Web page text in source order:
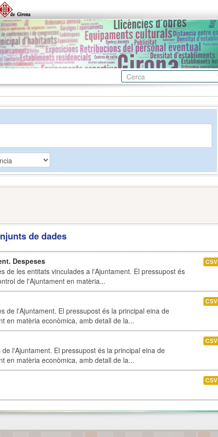
de dades
Despeses
de les entitats vinculades a l'Ajuntament. El pressupost és
de l'Ajuntament en matèria...
CSV
de l'Ajuntament. El pressupost és la principal eina de
en matèria econòmica, amb detall de la...
CSV
l'Ajuntament. El pressupost és la principal eina de
en matèria econòmica, amb detall de la...
CSV
CSV